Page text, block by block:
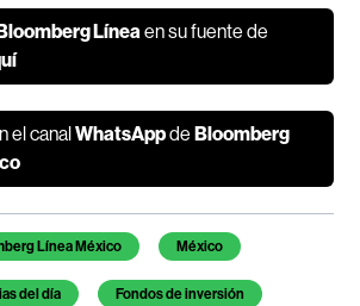
Bloomberg Líneaen su fuente de
el canalWhatsAppde Bloomberg
artículoLínea México México
del día Fondos de inversión